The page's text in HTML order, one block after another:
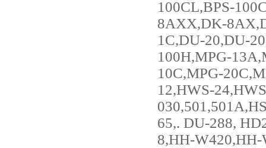
100CL,BPS-
8AXX,DK-
1C,DU-20,DU-
100H,MPG-
10C,MPG-
12,HWS-
65,. DU-288,
8,HH-